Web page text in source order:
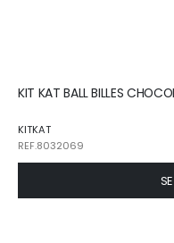
KIT KAT BALL BILLES
KITKAT
REF.8032069